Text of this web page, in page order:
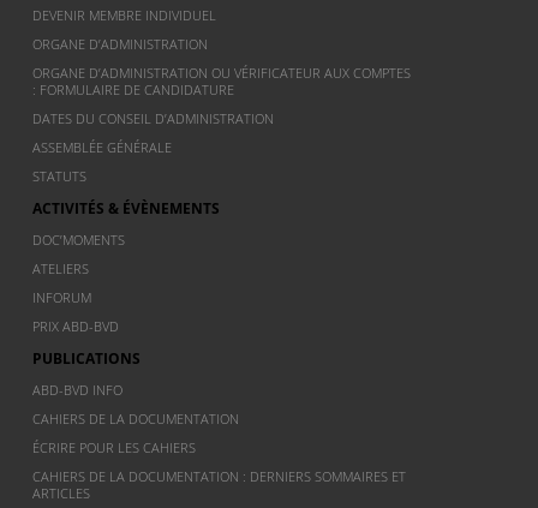
DEVENIR MEMBRE INDIVIDUEL
ORGANE D’ADMINISTRATION
ORGANE D’ADMINISTRATION OU VÉRIFICATEUR AUX COMPTES
: FORMULAIRE DE CANDIDATURE
DATES DU CONSEIL D’ADMINISTRATION
ASSEMBLÉE GÉNÉRALE
STATUTS
ACTIVITÉS & ÉVÈNEMENTS
DOC’MOMENTS
ATELIERS
INFORUM
PRIX ABD-BVD
PUBLICATIONS
ABD-BVD INFO
CAHIERS DE LA DOCUMENTATION
ÉCRIRE POUR LES CAHIERS
CAHIERS DE LA DOCUMENTATION : DERNIERS SOMMAIRES ET
ARTICLES